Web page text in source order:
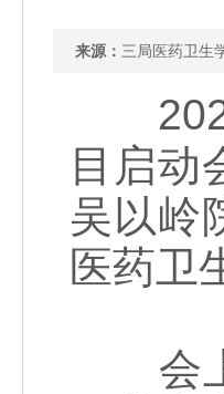
来源： 三局医药卫
2022
目启动
吴以岭
医药卫
会上